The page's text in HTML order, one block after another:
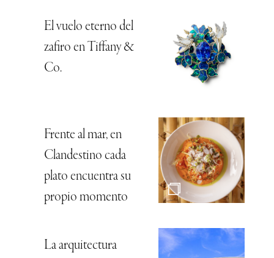
El vuelo eterno del
zafiro en Tiffany &
Co.
Frente al mar, en
Clandestino cada
plato encuentra su
propio momento
La arquitectura